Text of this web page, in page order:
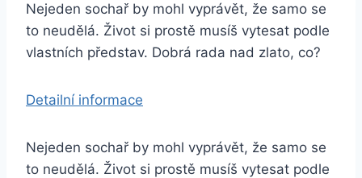
Nejeden sochař by mohl vyprávět, že samo se
to neudělá. Život si prostě musíš vytesat podle
vlastních představ. Dobrá rada nad zlato, co?
Detailní informace
Nejeden sochař by mohl vyprávět, že samo se
to neudělá. Život si prostě musíš vytesat podle